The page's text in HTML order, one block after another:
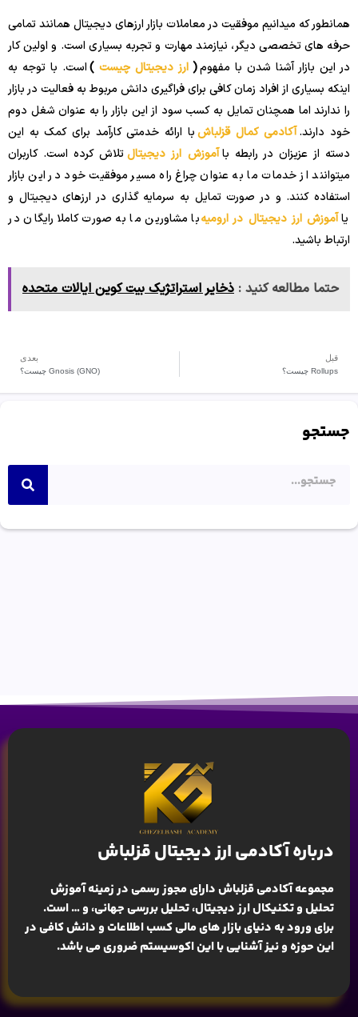
همانطور که میدانیم موفقیت در معاملات بازار ارزهای دیجیتال همانند تمامی
حرفه های تخصصی دیگر، نیازمند مهارت و تجربه بسیاری است. و اولین کار
در این بازار آشنا شدن با مفهوم(ارز دیجیتال چیست )است. با توجه به
اینکه بسیاری از افراد زمان کافی برای فراگیری دانش مربوط به فعالیت در بازار
را ندارند اما همچنان تمایل به کسب سود از این بازار را به عنوان شغل دوم
خود دارند.آکادمی کمال قزلباشبا ارائه خدمتی کارآمد برای کمک به این
دسته از عزیزان در رابطه باآموزش ارز دیجیتالتلاش کرده است. کاربران
میتوانند از خدمات ما به عنوان چراغ راه مسیر موفقیت خود در این بازار
استفاده کنند. و در صورت تمایل به سرمایه گذاری در ارزهای دیجیتال و
یاآموزش ارز دیجیتال در ارومیهبا مشاورین ما به صورت کاملا رایگان در
ارتباط باشید.
حتما مطالعه کنید : ذخایر استراتژیک بیت کوین ایالات متحده
قبل
Rollups چیست؟
بعدی
Gnosis (GNO) چیست؟
جستجو
درباره آکادمی ارز دیجیتال قزلباش
مجموعه آکادمی قزلباش دارای مجوز رسمی در زمینهآموزش
تحلیل و تکنیکال ارز دیجیتال، تحلیل بررسی جهانی، و … است.
برای ورود به دنیای بازار های مالی کسب اطلاعات و دانش کافی در
این حوزه و نیز آشنایی با این اکوسیستم ضروری می باشد.